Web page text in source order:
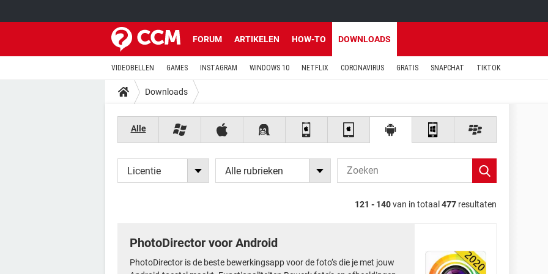
FORUM ARTIKELEN HOW-TO DOWNLOADS
VIDEOBELLEN GAMES INSTAGRAM WINDOWS 10 NETFLIX CORONAVIRUS GRATIS SNAPCHAT TIKTOK
Downloads
Alle
Licentie Alle rubrieken
121 - 140van in totaal 477 resultaten
PhotoDirector voor Android
PhotoDirector is de beste bewerkingsapp voor de foto’s die je met jouw